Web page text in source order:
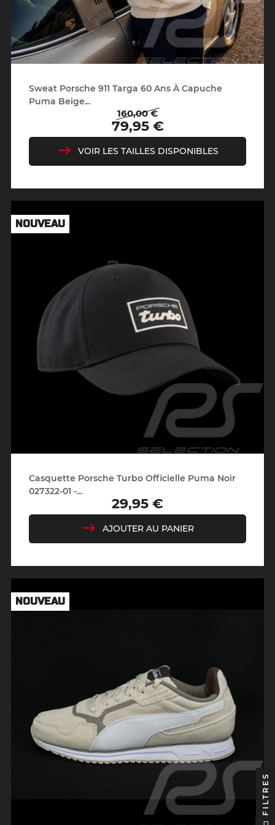
Sweat Porsche 911 Targa 60 Ans À Capuche
Puma Beige...
Prix
de
base
160,00 €
Prix
79,95 €
VOIR LES TAILLES DISPONIBLES
Casquette Porsche Turbo Officielle Puma Noir
027322-01 -...
Prix
29,95 €
AJOUTER AU PANIER
NOUVEAU
NOUVEAU
FILTRES